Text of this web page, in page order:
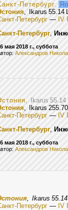
Петербург,
, Ikarus 55.14
Петербург — IV
Петербург,
мая 2018 г., суббота
Александров
, Ikarus
, Ikarus
Петербург — IV
Петербург,
мая 2018 г., суббота
Александров
, Ikarus
Петербург — IV